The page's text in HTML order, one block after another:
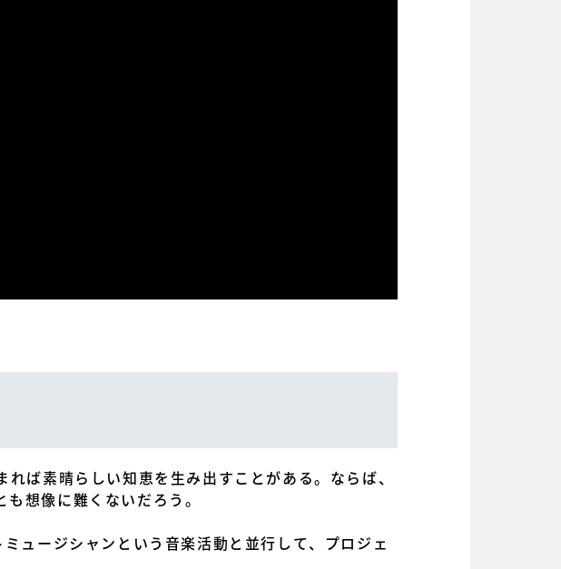
ば素晴らしい知恵を生み出すことがある。ならば、
想像に難くないだろう。
ュージシャンという音楽活動と並行して、プロジェ